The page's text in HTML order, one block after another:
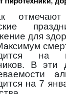
для
на
В эти
на 7